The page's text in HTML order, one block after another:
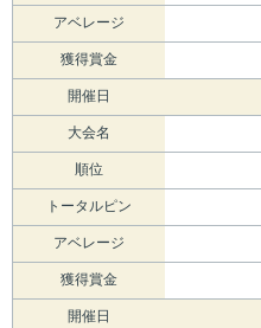
アベレージ
獲得賞金
開催日
大会名
順位
トータルピン
アベレージ
獲得賞金
開催日